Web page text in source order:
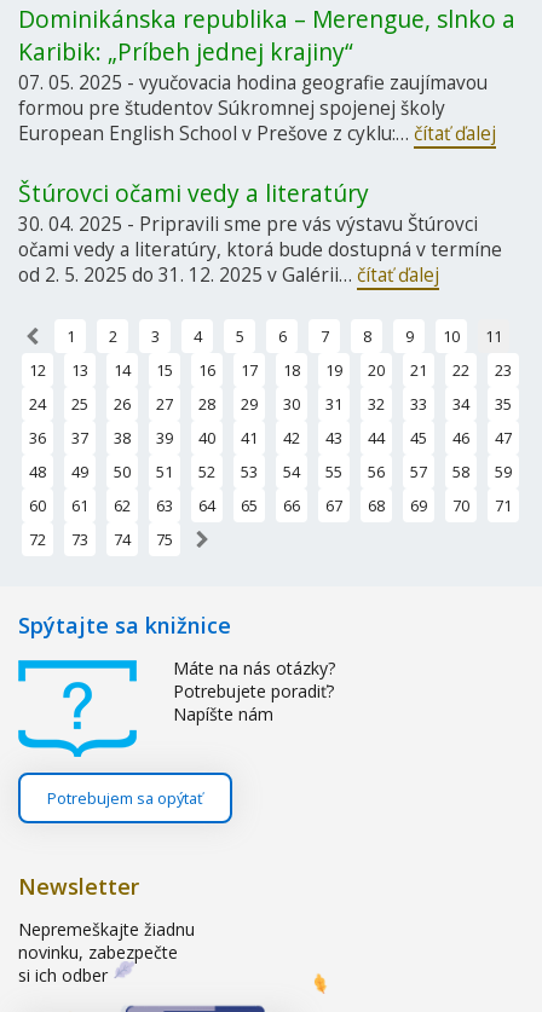
Dominikánska republika – Merengue, slnko a
Karibik: „Príbeh jednej krajiny“
07. 05. 2025 - vyučovacia hodina geografie zaujímavou
formou pre študentov Súkromnej spojenej školy
European English School v Prešove z cyklu:… čítať ďalej
Štúrovci očami vedy a literatúry
30. 04. 2025 - Pripravili sme pre vás výstavu Štúrovci
očami vedy a literatúry, ktorá bude dostupná v termíne
od 2. 5. 2025 do 31. 12. 2025 v Galérii… čítať ďalej
1 2 3 4 5 6 7 8 9 10
11
12
13 14 15 16 17 18 19 20 21 22
23
24
25 26 27 28 29 30 31 32 33 34
35
36
37 38 39 40 41 42 43 44 45 46
47
48
49 50 51 52 53 54 55 56 57 58
59
60
61 62 63 64 65 66 67 68 69 70
71
72
73 74 75
Spýtajte sa knižnice
Máte na nás otázky?
Potrebujete poradiť?
Napíšte nám
Potrebujem sa opýtať
Newsletter
Nepremeškajte žiadnu
novinku, zabezpečte
si ich odber